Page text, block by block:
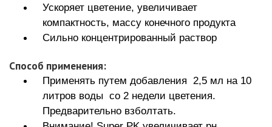
Ускоряет цветение, увеличивает
компактность, массу конечного продукта
Сильно концентрированный раствор
Способ применения:
Применять путем добавления 2,5 мл на 10
литров воды со 2 недели цветения.
Предварительно взболтать.